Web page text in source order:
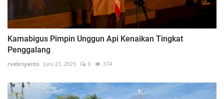
Kamabigus Pimpin Unggun Api Kenaikan Tingkat
Penggalang
rvebriyanto Juni 21, 2025 0 374